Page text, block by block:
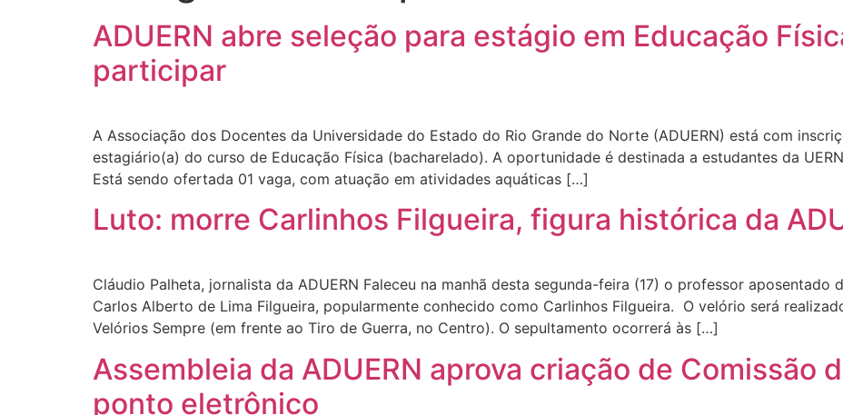
ADUERN abre seleção para estágio em Educação
participar
A Associação dos Docentes da Universidade do Estado do Rio Grande do Norte (ADUERN) está com
estagiário(a) do curso de Educação Física (bacharelado). A oportunidade é destinada a estudantes da
Está sendo ofertada 01 vaga, com atuação em atividades aquáticas […]
Luto: morre Carlinhos Filgueira, figura histórica da
Cláudio Palheta, jornalista da ADUERN Faleceu na manhã desta segunda-feira (17) o professor aposentado
Carlos Alberto de Lima Filgueira, popularmente conhecido como Carlinhos Filgueira. O velório será
Velórios Sempre (em frente ao Tiro de Guerra, no Centro). O sepultamento ocorrerá às […]
Assembleia da ADUERN aprova criação de Comissão
ponto eletrônico